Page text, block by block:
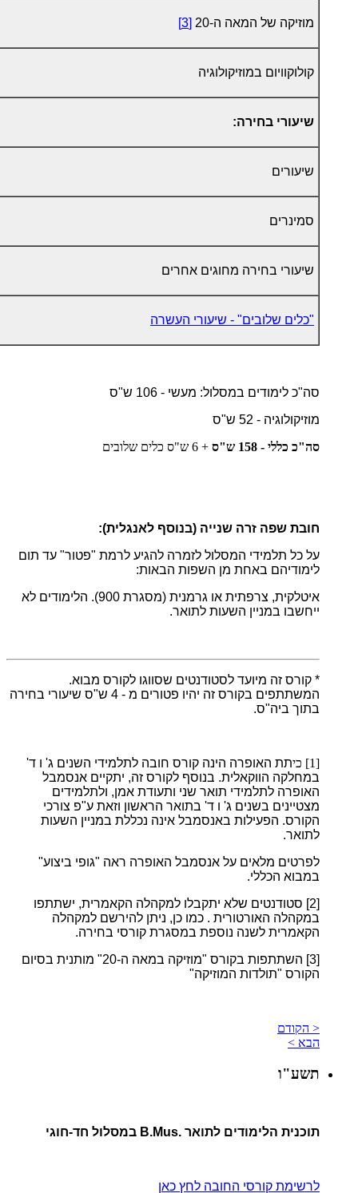
מוזיקה של המאה ה-20 [3]
קולוקוויום במוזיקולוגיה
שיעורי בחירה:
שיעורים
סמינרים
שיעורי בחירה מחוגים אחרים
"כלים שלובים" - שיעורי העשרה
סה"כ לימודים במסלול: מעשי - 106 ש"ס
מוזיקולוגיה - 52 ש"ס
סה"כ כללי - 158 ש"ס
+ 6 ש"ס כלים שלובים
חובת שפה זרה שנייה (בנוסף לאנגלית):
על כל תלמידי המסלול לזמרה להגיע לרמת "פטור" עד תום
לימודיהם באחת מן השפות הבאות:
איטלקית, צרפתית או גרמנית (מסגרת 900). הלימודים לא
ייחשבו במניין השעות לתואר.
* קורס זה מיועד לסטודנטים שסווגו לקורס מבוא.
המשתתפים בקורס זה יהיו פטורים מ - 4 ש"ס שיעורי בחירה
בתוך ביה"ס.
[1] כי
תת האופרה הינה קורס חובה לתלמידי השנים ג' ו ד'
במחלקה הווקאלית. בנוסף לקורס זה, יתקיים אנסמבל
האופרה לתלמידי תואר שני ותעודת אמן, ולתלמידים
מצטיינים בשנים ג' ו ד' בתואר הראשון וזאת ע"פ צורכי
הקורס. הפעילות באנסמבל אינה נכללת במניין השעות
לתואר.
לפרטים מלאים על אנסמבל האופרה ראה "גופי ביצוע"
במבוא הכללי.
[2]
סטודנטים שלא יתקבלו למקהלה הקאמרית, ישתתפו
במקהלה האורטורית . כמו כן, ניתן להירשם למקהלה
הקאמרית לשנה נוספת במסגרת קורסי בחירה.
[3]
השתתפות בקורס "מוזיקה במאה ה-20" מותנית בסיום
הקורס "תולדות המוזיקה"
< הקודם
הבא >
תשע"ו
תוכנית הלימודים לתואר .B.Mus במסלול חד-חוגי
לרשימת קורסי החובה לחץ כאן